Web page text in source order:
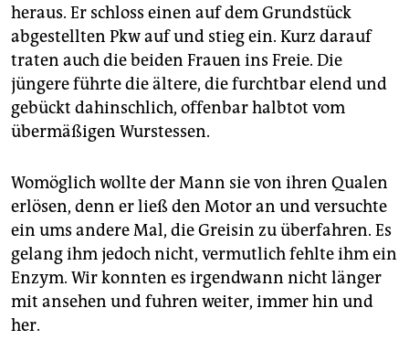
heraus. Er schloss einen auf dem Grundstück
abgestellten Pkw auf und stieg ein. Kurz darauf
traten auch die beiden Frauen ins Freie. Die
jüngere führte die ältere, die furchtbar elend und
gebückt dahinschlich, offenbar halbtot vom
übermäßigen Wurstessen.
Womöglich wollte der Mann sie von ihren Qualen
erlösen, denn er ließ den Motor an und versuchte
ein ums andere Mal, die Greisin zu überfahren. Es
gelang ihm jedoch nicht, vermutlich fehlte ihm ein
Enzym. Wir konnten es irgendwann nicht länger
mit ansehen und fuhren weiter, immer hin und
her.